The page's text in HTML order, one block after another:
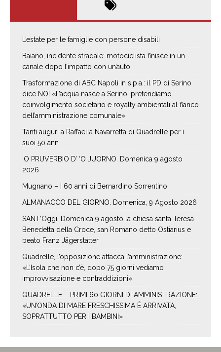
L’estate per le famiglie con persone disabili
Baiano, incidente stradale: motociclista finisce in un
canale dopo l’impatto con un’auto
Trasformazione di ABC Napoli in s.p.a.: il PD di Serino
dice NO! «L’acqua nasce a Serino: pretendiamo
coinvolgimento societario e royalty ambientali al fianco
dell’amministrazione comunale»
Tanti auguri a Raffaella Navarretta di Quadrelle per i
suoi 50 ann
‘O PRUVERBIO D’ ‘O JUORNO. Domenica 9 agosto
2026
Mugnano – I 60 anni di Bernardino Sorrentino
ALMANACCO DEL GIORNO. Domenica, 9 Agosto 2026
SANT’Oggi. Domenica 9 agosto la chiesa santa Teresa
Benedetta della Croce, san Romano detto Ostiarius e
beato Franz Jägerstätter
Quadrelle, l’opposizione attacca l’amministrazione:
«L’Isola che non c’è, dopo 75 giorni vediamo
improvvisazione e contraddizioni»
QUADRELLE – PRIMI 60 GIORNI DI AMMINISTRAZIONE:
«UN’ONDA DI MARE FRESCHISSIMA È ARRIVATA,
SOPRATTUTTO PER I BAMBINI»